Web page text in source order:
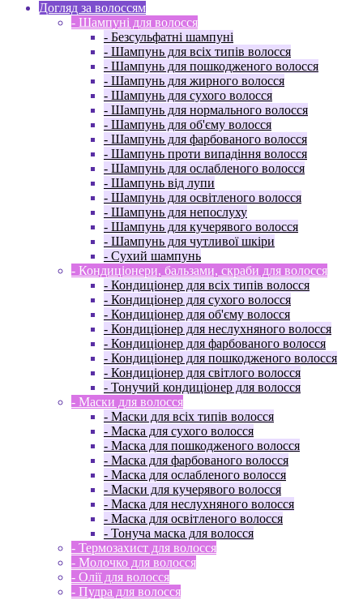
Догляд за волоссям
- Шампуні для волосся
- Безсульфатні шампуні
- Шампунь для всіх типів волосся
- Шампунь для пошкодженого волосся
- Шампунь для жирного волосся
- Шампунь для сухого волосся
- Шампунь для нормального волосся
- Шампунь для об'єму волосся
- Шампунь для фарбованого волосся
- Шампунь проти випадіння волосся
- Шампунь для ослабленого волосся
- Шампунь від лупи
- Шампунь для освітленого волосся
- Шампунь для непослуху
- Шампунь для кучерявого волосся
- Шампунь для чутливої ​​шкіри
- Сухий шампунь
- Кондиціонери, бальзами, скраби для волосся
- Кондиціонер для всіх типів волосся
- Кондиціонер для сухого волосся
- Кондиціонер для об'єму волосся
- Кондиціонер для неслухняного волосся
- Кондиціонер для фарбованого волосся
- Кондиціонер для пошкодженого волосся
- Кондиціонер для світлого волосся
- Тонучий кондиціонер для волосся
- Маски для волосся
- Маски для всіх типів волосся
- Маска для сухого волосся
- Маска для пошкодженого волосся
- Маска для фарбованого волосся
- Маска для ослабленого волосся
- Маски для кучерявого волосся
- Маска для неслухняного волосся
- Маска для освітленого волосся
- Тонуча маска для волосся
- Термозахист для волосся
- Молочко для волосся
- Олії для волосся
- Пудра для волосся